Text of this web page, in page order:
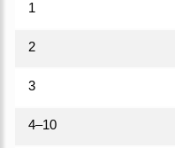
1
2
3
4–10